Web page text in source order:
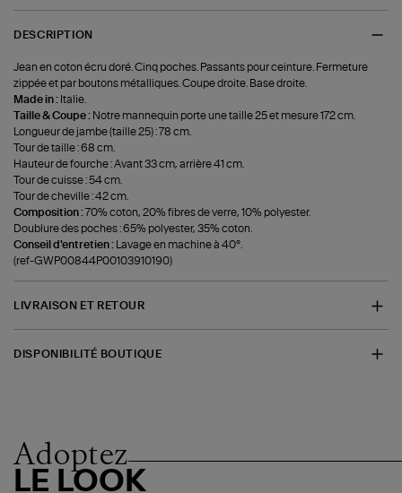
DESCRIPTION
Jean en coton écru doré. Cinq poches. Passants pour ceinture. Fermeture
zippée et par boutons métalliques. Coupe droite. Base droite.
Made in : Italie.
Taille & Coupe : Notre mannequin porte une taille 25 et mesure 172 cm.
Longueur de jambe (taille 25) : 78 cm.
Tour de taille : 68 cm.
Hauteur de fourche : Avant 33 cm, arrière 41 cm.
Tour de cuisse : 54 cm.
Tour de cheville : 42 cm.
Composition : 70% coton, 20% fibres de verre, 10% polyester.
Doublure des poches : 65% polyester, 35% coton.
Conseil d'entretien : Lavage en machine à 40°.
(ref-GWP00844P00103910190)
LIVRAISON ET RETOUR
DISPONIBILITÉ BOUTIQUE
Adoptez
LE LOOK